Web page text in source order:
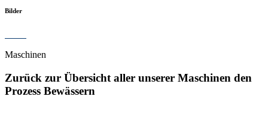
Bilder
Maschinen
Zurück zur Übersicht aller unserer Maschinen den
Prozess Bewässern